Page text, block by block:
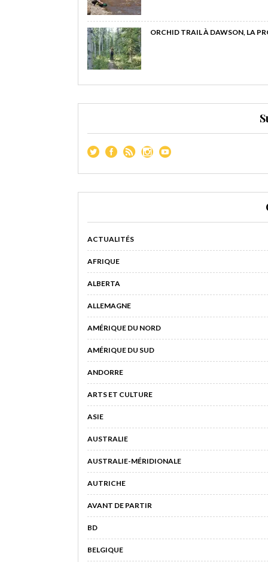
ORCHID TRAIL À DAWSON, LA
ACTUALITÉS
AFRIQUE
ALBERTA
ALLEMAGNE
AMÉRIQUE DU NORD
AMÉRIQUE DU SUD
ANDORRE
ARTS ET CULTURE
ASIE
AUSTRALIE
AUSTRALIE-MÉRIDIONALE
AUTRICHE
AVANT DE PARTIR
BD
BELGIQUE